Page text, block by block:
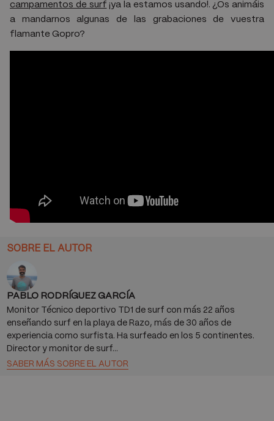
campamentos de surf ¡ya la estamos usando!. ¿Os animáis
a mandarnos algunas de las grabaciones de vuestra
flamante Gopro?
SOBRE EL AUTOR
PABLO RODRÍGUEZ GARCÍA
Monitor Técnico deportivo TD1 de surf con más 22 años
enseñando surf en la playa de Razo, más de 30 años de
experiencia como surfista. Ha surfeado en los 5 continentes.
Director y monitor de surf…
SABER MÁS SOBRE EL AUTOR